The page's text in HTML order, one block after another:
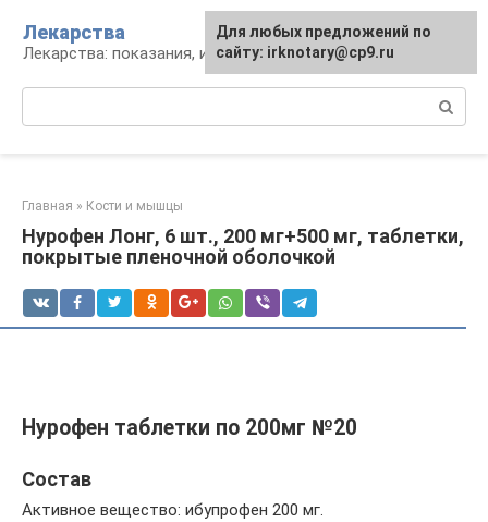
контенту
Лекарства
Лекарства: показания, инструкция, аналоги
Главная » Кости и мышцы
Нурофен Лонг, 6 шт., 200 мг+500 мг, таблетки,
покрытые пленочной оболочкой
Нурофен таблетки по 200мг №20
Состав
Активное вещество: ибупрофен 200 мг.
Для любых предложений по
сайту: irknotary@cp9.ru